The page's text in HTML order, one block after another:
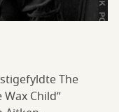
The
Child”